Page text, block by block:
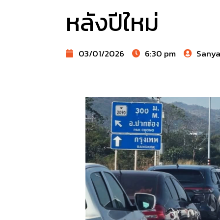
หลังปีใหม่
03/01/2026 6:30 pm